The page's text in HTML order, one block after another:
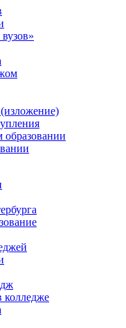
колледже